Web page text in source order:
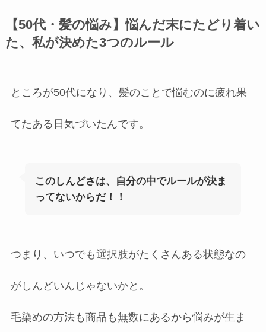
【50代・髪の悩み】悩んだ末にたどり着い
た、私が決めた3つのルール
ところが50代になり、髪のことで悩むのに疲れ果
てたある日気づいたんです。
このしんどさは、自分の中でルールが決ま
ってないからだ！！
つまり、いつでも選択肢がたくさんある状態なの
がしんどいんじゃないかと。
毛染めの方法も商品も無数にあるから悩みが生ま